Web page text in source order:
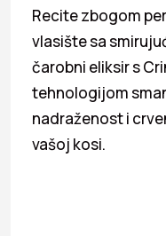
Recite zbogom
vlasište sa
čarobni eliksir s
tehnologijom
nadraženost i
vašoj kosi.